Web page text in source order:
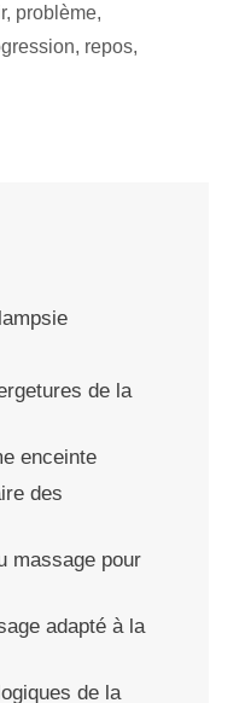
, problème,
, repos,
de la
enceinte
des
massage pour
adapté à la
de la